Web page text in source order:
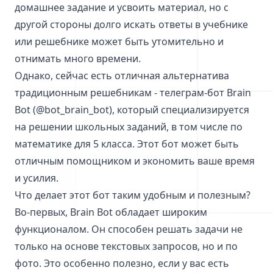
домашнее задание и усвоить материал, но с
другой стороны долго искать ответы в учебнике
или решебнике может быть утомительно и
отнимать много времени.
Однако, сейчас есть отличная альтернатива
традиционным решебникам - телеграм-бот Brain
Bot (@bot_brain_bot), который специализируется
на решении школьных заданий, в том числе по
математике для 5 класса. Этот бот может быть
отличным помощником и экономить ваше время
и усилия.
Что делает этот бот таким удобным и полезным?
Во-первых, Brain Bot обладает широким
функционалом. Он способен решать задачи не
только на основе текстовых запросов, но и по
фото. Это особенно полезно, если у вас есть